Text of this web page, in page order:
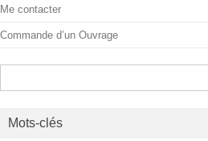
Me contacter
Commande d’un Ouvrage
Mots-clés